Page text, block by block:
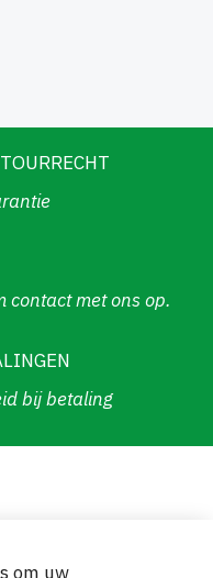
contact met ons op.
bij betaling
om uw